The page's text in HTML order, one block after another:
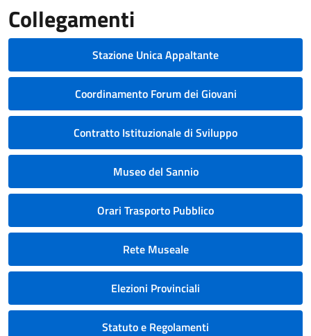
Collegamenti
Stazione Unica Appaltante
Coordinamento Forum dei Giovani
Contratto Istituzionale di Sviluppo
Museo del Sannio
Orari Trasporto Pubblico
Rete Museale
Elezioni Provinciali
Statuto e Regolamenti